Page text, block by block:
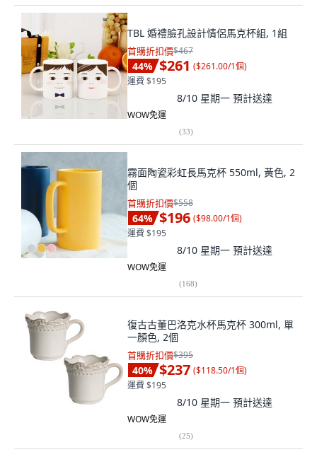
TBL 婚禮臉孔設計情侶馬克杯組, 1組
首購折扣價$467
44% $261 ($261.00/1個)
運費 $195
8/10 星期一 預計送達
WOW免運
(33)
霧面陶瓷彩虹長馬克杯 550ml, 黃色, 2
個
首購折扣價$558
64% $196 ($98.00/1個)
運費 $195
8/10 星期一 預計送達
WOW免運
(168)
復古古董巴洛克水杯馬克杯 300ml, 單
一顏色, 2個
首購折扣價$395
40% $237 ($118.50/1個)
運費 $195
8/10 星期一 預計送達
WOW免運
(25)